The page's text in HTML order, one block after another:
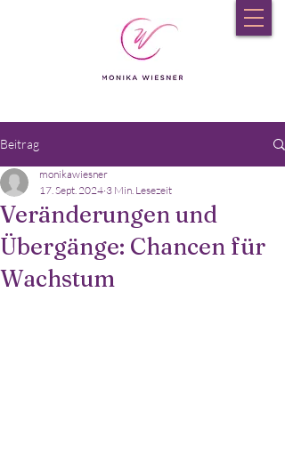
Beitrag
Veränderungen und
Übergänge: Chancen für
Wachstum
monikawiesner
17. Sept. 2024 3 Min. Lesezeit